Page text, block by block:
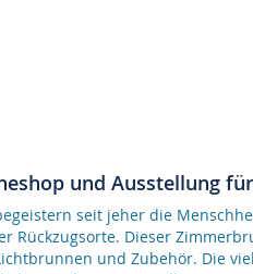
und Ausstellung
seit jeher die
Rückzugsorte. Dieser
und Zubehör. Die